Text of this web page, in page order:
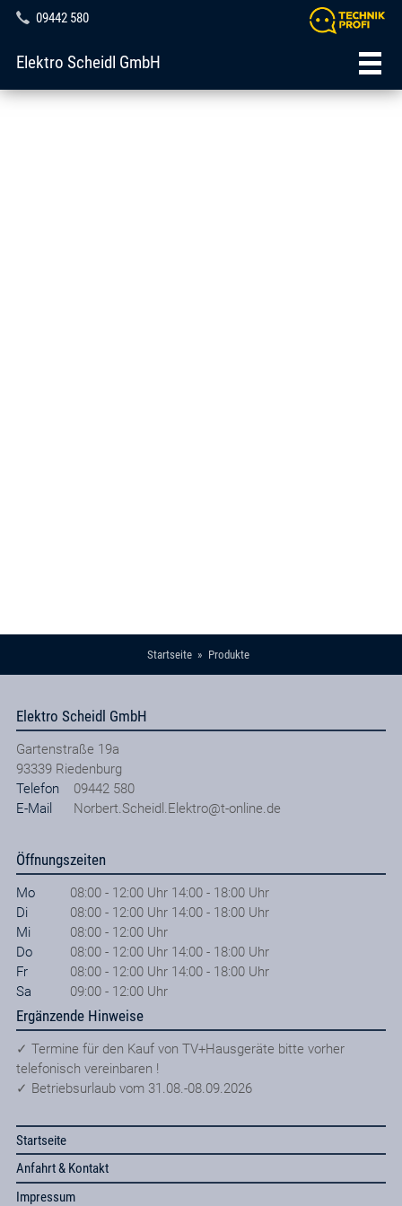
09442 580
Elektro Scheidl GmbH
Startseite Produkte
Elektro Scheidl GmbH
Gartenstraße 19a
93339 Riedenburg
Telefon
09442 580
E-Mail
Norbert.Scheidl.Elektro@t-online.de
Öffnungszeiten
Mo
08:00 - 12:00 Uhr 14:00 - 18:00 Uhr
Di
08:00 - 12:00 Uhr 14:00 - 18:00 Uhr
Mi
08:00 - 12:00 Uhr
Do
08:00 - 12:00 Uhr 14:00 - 18:00 Uhr
Fr
08:00 - 12:00 Uhr 14:00 - 18:00 Uhr
Sa
09:00 - 12:00 Uhr
Ergänzende Hinweise
✓ Termine für den Kauf von TV+Hausgeräte bitte vorher
telefonisch vereinbaren !
✓ Betriebsurlaub vom 31.08.-08.09.2026
Startseite
Anfahrt & Kontakt
Impressum